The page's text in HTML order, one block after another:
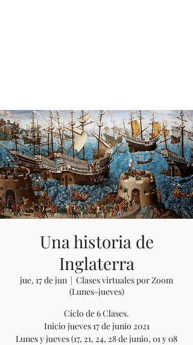
Una historia de
Inglaterra
jue, 17 de jun
  |
Clases virtuales por Zoom
(Lunes-jueves)
Ciclo de 6 Clases.
Inicio jueves 17 de junio 2021
Lunes y jueves (17, 21, 24, 28 de junio, 01 y 08